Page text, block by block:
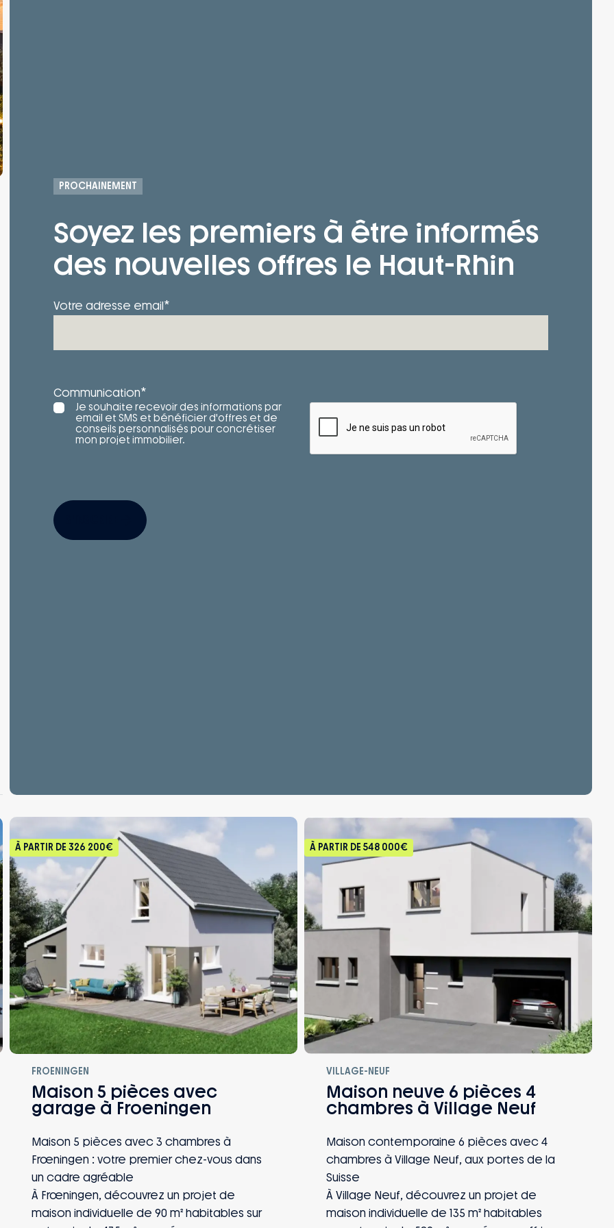
PROCHAINEMENT
Soyez les premiers à être informés
des nouvelles offres le Haut-Rhin
Votre adresse email*
Communication*
Je souhaite recevoir des informations par
email et SMS et bénéficier d'offres et de
conseils personnalisés pour concrétiser
mon projet immobilier.
À PARTIR DE 326 200€
FROENINGEN
Maison 5 pièces avec
garage à Froeningen
Maison 5 pièces avec 3 chambres à
Frœningen : votre premier chez-vous dans
un cadre agréable
À Frœningen, découvrez un projet de
maison individuelle de 90 m² habitables sur
À PARTIR DE 548 000€
VILLAGE-NEUF
Maison neuve 6 pièces 4
chambres à Village Neuf
Maison contemporaine 6 pièces avec 4
chambres à Village Neuf, aux portes de la
Suisse
À Village Neuf, découvrez un projet de
maison individuelle de 135 m² habitables